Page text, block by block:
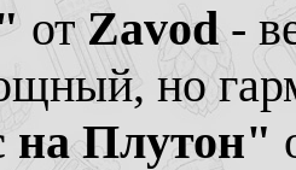
отZavod-
но
на Плутон"